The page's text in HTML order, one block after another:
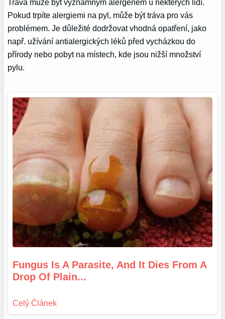
Tráva může být významným alergenem u některých lidí.
Pokud trpíte alergiemi na pyl, může být tráva pro vás
problémem. Je důležité dodržovat vhodná opatření, jako
např. užívání antialergických léků před vycházkou do
přírody nebo pobyt na místech, kde jsou nižší množství
pylu.
Fungus Is A Parasite, And It Dies From A
Drop Of Plain...